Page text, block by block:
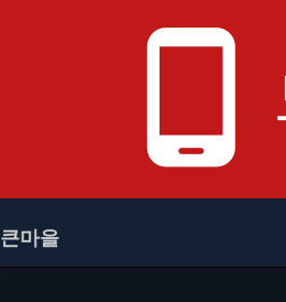
phone_android
큰마을